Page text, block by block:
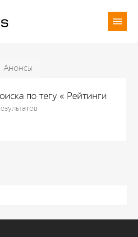
Анонсы
по тегу « Рейтинги